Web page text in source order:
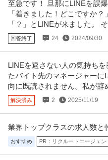
至急です！ 旦那にLINEを誤
「着きました！どこですか
「？」とLINEが来ました。
回答終了 24 2024/09/30
LINEを返さない人の気持ち
たバイト先のマネージャー
向に既読されません。私が辞
解決済み 2 2025/11/19
業界トップクラスの求人数と
おすすめ PR：リクルートエージェン